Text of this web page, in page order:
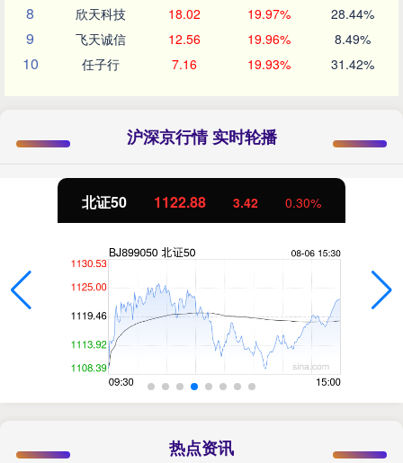
8 欣天科技 18.02 19.97% 28.44%
9 飞天诚信 12.56 19.96% 8.49%
10 任子行 7.16 19.93% 31.42%
沪深京行情 实时轮播
北证50 1122.88 3.42 0.30%
热点资讯